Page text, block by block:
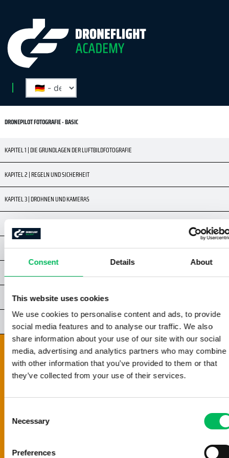
Consent Details About
This website uses cookies
We use cookies to personalise content and ads, to provide
social media features and to analyse our traffic. We also
share information about your use of our site with our social
media, advertising and analytics partners who may combine
with other information that you’ve provided to them or that
they’ve collected from your use of their services.
Selection
Necessary
Preferences
DRONEPILOT FOTOGRAFIE - BASIC
KAPITEL 1 | DIE GRUNDLAGEN DER LUFTBILDFOTOGRAFIE
KAPITEL 2 | REGELN UND SICHERHEIT
KAPITEL 3 | DROHNEN UND KAMERAS
KAPITEL 5 | ALLGEMEINES LICHT UND BELEUCHTUNG
KAPITEL 7 | KOMPOSITION & EINRAHMUNG
KAPITEL 8 | SPEZIELLE TECHNIKEN
KAPITEL 9 | VIDEOGRAFIE
9.1 | WAS IST VIDEO?
9.2 | VIDEORESOLUTINEN
9.5 | ND-FILTERS